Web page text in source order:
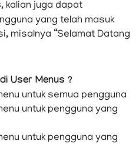
, kalian juga dapat
yang telah masuk
misalnya “Selamat Datang
User Menus ?
untuk semua pengguna
untuk pengguna yang
untuk pengguna yang